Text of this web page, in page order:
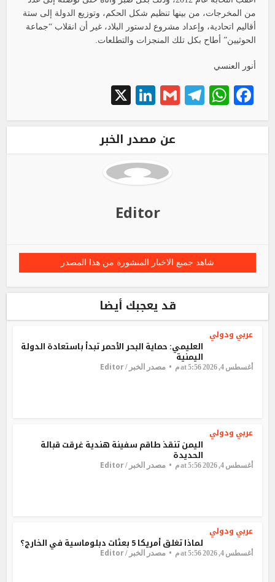
من المخرجات، من بينها تنظيم شكل الحكم، وتوزيع الدولة إلى ستة
أقاليم اتحادية، وإعداد مشروع لدستور البلاد، غير أن انقلاب “جماعة
الحوثيين” أطاح بكل تلك المنجزات والتطلعات.
أنور العنسي
Facebook
WhatsApp
Telegram
Gmail
LinkedIn
عن مصدر الخبر
Editor
شاهد جميع الاخبار المنشورة من هذا المصدر
قد يعجبك أيضا
عربي ودولي
العليمي: حماية البحر الأحمر تبدأ باستعادة الدولة
اليمنية
أغسطس 4, 2026 at 5:56 م مصدر الخبر /Editor
عربي ودولي
اليمن تنقذ طاقم سفينة هندية غرقت قبالة
الحديدة
أغسطس 4, 2026 at 5:56 م مصدر الخبر /Editor
عربي ودولي
لماذا تغلق أمريكا 5 بعثات دبلوماسية في الخارج؟
أغسطس 4, 2026 at 5:56 م مصدر الخبر /Editor